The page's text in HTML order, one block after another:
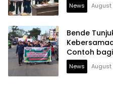
News August
Bende
Contoh
News August